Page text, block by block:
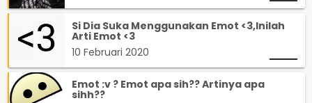
Si Dia Suka Menggunakan Emot <3,Inilah
Arti Emot <3
10 Februari 2020
Emot :v ? Emot apa sih?? Artinya apa
sihh??